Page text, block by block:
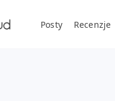
Posty Recenzje